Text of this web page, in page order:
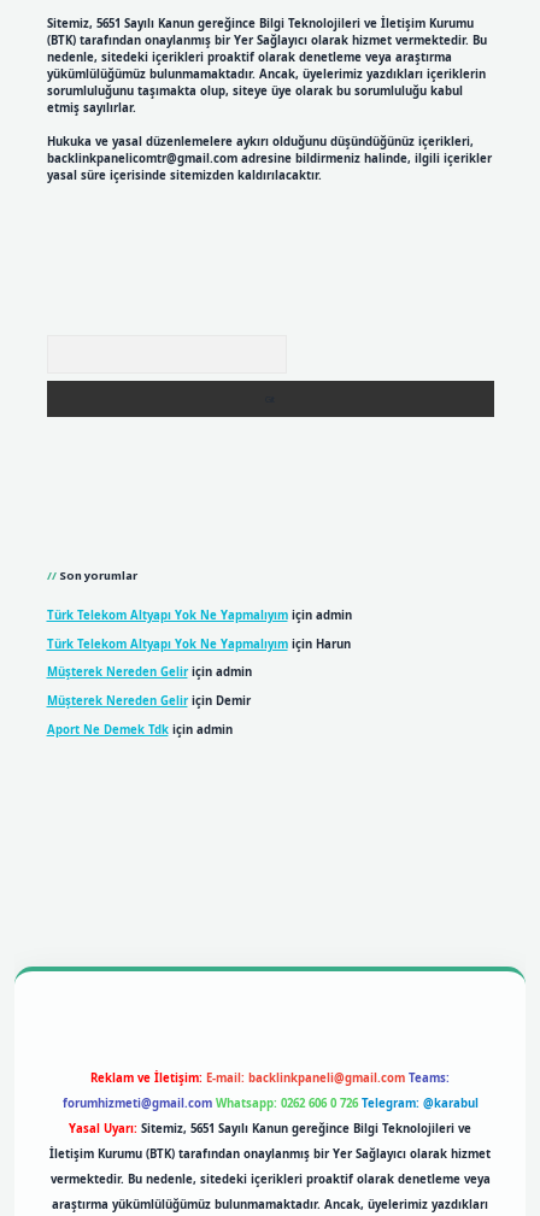
Sitemiz, 5651 Sayılı Kanun gereğince Bilgi Teknolojileri ve İletişim Kurumu
(BTK) tarafından onaylanmış bir Yer Sağlayıcı olarak hizmet vermektedir. Bu
nedenle, sitedeki içerikleri proaktif olarak denetleme veya araştırma
yükümlülüğümüz bulunmamaktadır. Ancak, üyelerimiz yazdıkları içeriklerin
sorumluluğunu taşımakta olup, siteye üye olarak bu sorumluluğu kabul
etmiş sayılırlar.
Hukuka ve yasal düzenlemelere aykırı olduğunu düşündüğünüz içerikleri,
backlinkpanelicomtr@gmail.comadresine bildirmeniz halinde, ilgili içerikler
yasal süre içerisinde sitemizden kaldırılacaktır.
Son yorumlar
Türk Telekom Altyapı Yok Ne Yapmalıyımiçin admin
Türk Telekom Altyapı Yok Ne Yapmalıyımiçin Harun
Müşterek Nereden Geliriçin admin
Müşterek Nereden Geliriçin Demir
Aport Ne Demek Tdkiçin admin
Reklam ve İletişim: E-mail: backlinkpaneli@gmail.com Teams:
forumhizmeti@gmail.com Whatsapp: 0262 606 0 726 Telegram: @karabul
Yasal Uyarı: Sitemiz, 5651 Sayılı Kanun gereğince Bilgi Teknolojileri ve
İletişim Kurumu (BTK) tarafından onaylanmış bir Yer Sağlayıcı olarak hizmet
vermektedir. Bu nedenle, sitedeki içerikleri proaktif olarak denetleme veya
araştırma yükümlülüğümüz bulunmamaktadır. Ancak, üyelerimiz yazdıkları